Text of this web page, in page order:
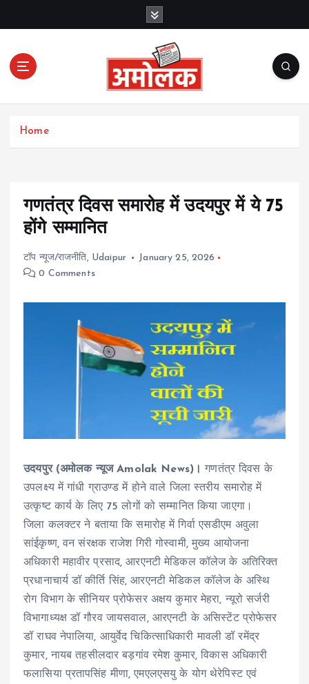
c
Amolak News
Home
गणतंत्र दिवस समारोह में उदयपुर में ये 75
होंगे सम्मानित
टॉप न्यूज/राजनीति, Udaipur
January 25, 2026
0 Comments
उदयपुर (अमोलक न्यूज Amolak News)। गणतंत्र दिवस के
उपलक्ष्य में गांधी ग्राउण्ड में होने वाले जिला स्तरीय समारोह में
उत्कृष्ट कार्य के लिए 75 लोगों को सम्मानित किया जाएगा।
जिला कलक्टर ने बताया कि समारोह में गिर्वा एसडीएम अवुला
सांईकृष्ण, वन संरक्षक राजेश गिरी गोस्वामी, मुख्य आयोजना
अधिकारी महावीर प्रसाद, आरएनटी मेडिकल कॉलेज के अतिरिक्त
प्रधानाचार्य डॉ कीर्ति सिंह, आरएनटी मेडिकल कॉलेज के अस्थि
रोग विभाग के सीनियर प्रोफेसर अक्षय कुमार मेहरा, न्यूरो सर्जरी
विभागाध्यक्ष डॉ गौरव जायसवाल, आरएनटी के असिस्टेंट प्रोफेसर
डॉ राघव नेपालिया, आयुर्वेद चिकित्साधिकारी मावली डॉ रमेंद्र
कुमार, नायब तहसीलदार बड़गांव रमेश कुमार, विकास अधिकारी
फलासिया प्रतापसिंह मीणा, एमएलएसयु के योग थेरेपिस्ट एवं